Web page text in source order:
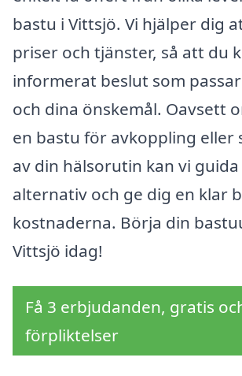
bastu i Vittsjö. Vi hjälper dig
priser och tjänster, så att du
informerat beslut som
och dina önskemål. Oavsett
en bastu för avkoppling eller
av din hälsorutin kan vi
alternativ och ge dig en klar
kostnaderna. Börja din
Vittsjö idag!
Få 3 erbjudanden, gratis
förpliktelser